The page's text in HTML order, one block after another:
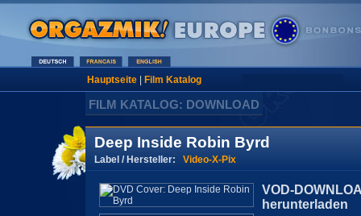
Hauptseite| Film Katalog
FILM KATALOG: DOWNLOAD
Deep Inside Robin Byrd
Label / Hersteller: Video-X-Pix
VOD-
herunterladen